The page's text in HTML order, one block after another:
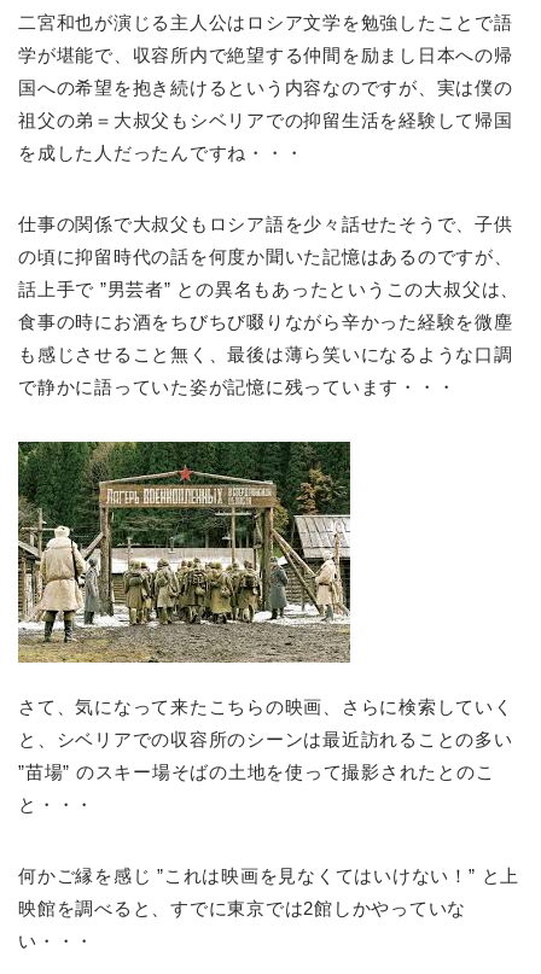
二宮和也が演じる主人公はロシア文学を勉強したことで語
学が堪能で、収容所内で絶望する仲間を励まし日本への帰
国への希望を抱き続けるという内容なのですが、実は僕の
祖父の弟＝大叔父もシベリアでの抑留生活を経験して帰国
を成した人だったんですね・・・
仕事の関係で大叔父もロシア語を少々話せたそうで、子供
の頃に抑留時代の話を何度か聞いた記憶はあるのですが、
話上手で ”男芸者” との異名もあったというこの大叔父は、
食事の時にお酒をちびちび啜りながら辛かった経験を微塵
も感じさせること無く、最後は薄ら笑いになるような口調
で静かに語っていた姿が記憶に残っています・・・
さて、気になって来たこちらの映画、さらに検索していく
と、シベリアでの収容所のシーンは最近訪れることの多い
”苗場” のスキー場そばの土地を使って撮影されたとのこ
と・・・
何かご縁を感じ ”これは映画を見なくてはいけない！” と上
映館を調べると、すでに東京では2館しかやっていな
い・・・